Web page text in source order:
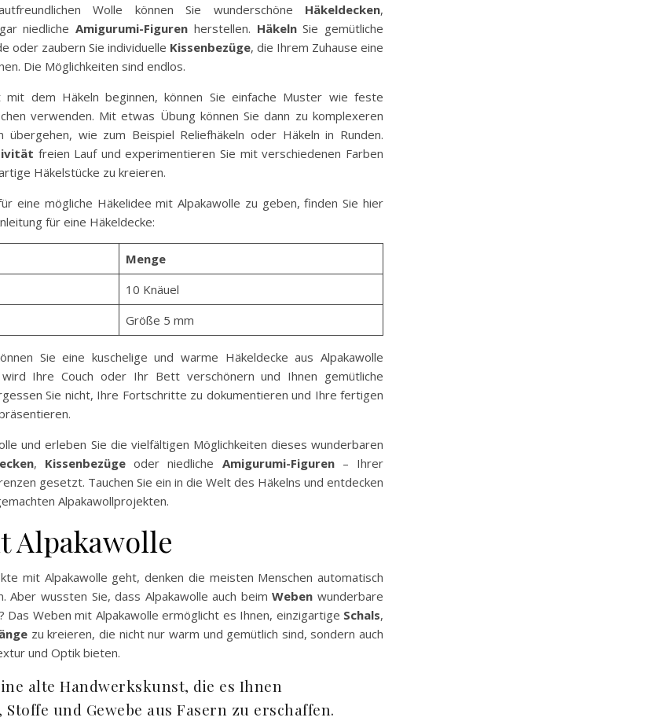
Wolle können Sie wunderschöne Häkeldecken,
niedliche Amigurumi-Figuren herstellen. HäkelnSie gemütliche
oder zaubern Sie individuelle Kissenbezüge, die Ihrem Zuhause eine
Die Möglichkeiten sind endlos.
dem Häkeln beginnen, können Sie einfache Muster wie feste
verwenden. Mit etwas Übung können Sie dann zu komplexeren
übergehen, wie zum Beispiel Reliefhäkeln oder Häkeln in Runden.
freien Lauf und experimentieren Sie mit verschiedenen Farben
Häkelstücke zu kreieren.
eine mögliche Häkelidee mit Alpakawolle zu geben, finden Sie hier
für eine Häkeldecke:
Menge
10 Knäuel
Größe 5 mm
Sie eine kuschelige und warme Häkeldecke aus Alpakawolle
Ihre Couch oder Ihr Bett verschönern und Ihnen gemütliche
Sie nicht, Ihre Fortschritte zu dokumentieren und Ihre fertigen
und erleben Sie die vielfältigen Möglichkeiten dieses wunderbaren
, Kissenbezügeoder niedliche Amigurumi-Figuren– Ihrer
gesetzt. Tauchen Sie ein in die Welt des Häkelns und entdecken
Alpakawollprojekten.
Alpakawolle
mit Alpakawolle geht, denken die meisten Menschen automatisch
Aber wussten Sie, dass Alpakawolle auch beimWeben wunderbare
Das Weben mit Alpakawolle ermöglicht es Ihnen, einzigartige Schals,
zu kreieren, die nicht nur warm und gemütlich sind, sondern auch
und Optik bieten.
alte Handwerkskunst, die es Ihnen
und Gewebe aus Fasern zu erschaffen.